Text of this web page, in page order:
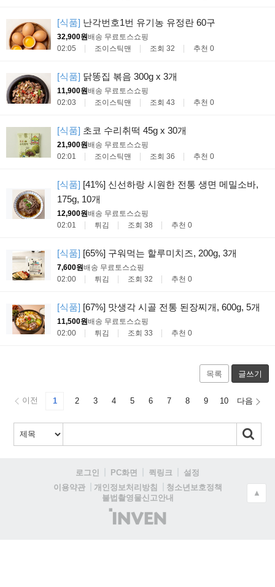
[식품] 난각번호1번 유기농 유정란 60구
32,900원배송 무료토스쇼핑
02:05
조이스틱맨 조회 32 추천 0
[식품] 닭똥집 볶음 300g x 3개
11,900원배송 무료토스쇼핑
02:03
조이스틱맨 조회 43 추천 0
[식품] 초코 수리취떡 45g x 30개
21,900원배송 무료토스쇼핑
02:01
조이스틱맨 조회 36 추천 0
[식품] [41%] 신선하랑 시원한 전통 생면 메밀소바,
175g, 10개
12,900원배송 무료토스쇼핑
02:01
튀김 조회 38 추천 0
[식품] [65%] 구워먹는 할루미치즈, 200g, 3개
7,600원배송 무료토스쇼핑
02:00
튀김 조회 32 추천 0
[식품] [67%] 맛생각 시골 전통 된장찌개, 600g, 5개
11,500원배송 무료토스쇼핑
02:00
튀김 조회 33 추천 0
목록 글쓰기
이전 1 2 3 4 5 6 7 8 9 10 다음
로그인 PC화면 퀵링크
설정
이용약관
개인정보처리방침
청소년보호정책
불법촬영물신고안내
(주)
인
▲